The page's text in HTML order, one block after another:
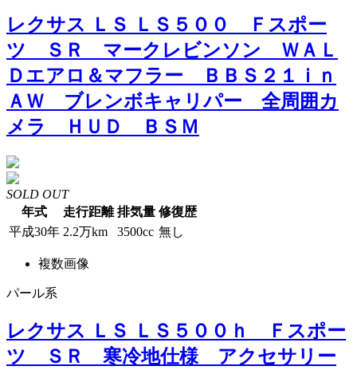
レクサス ＬＳ ＬＳ５００ Ｆスポー
ツ ＳＲ マークレビンソン ＷＡＬ
Ｄエアロ＆マフラー ＢＢＳ２１ｉｎ
ＡＷ ブレンボキャリパー 全周囲カ
メラ ＨＵＤ ＢＳＭ
SOLD OUT
年式
走行距離 排気量 修復歴
平成30年 2.2万km 3500cc 無し
複数画像
パール系
レクサス ＬＳ ＬＳ５００ｈ Ｆスポー
ツ ＳＲ 寒冷地仕様 アクセサリー